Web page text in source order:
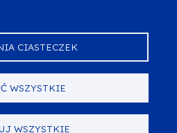
CIASTECZEK
WSZYSTKIE
WSZYSTKIE
Europejską z programu Fundusze
Małopolskiego 2023